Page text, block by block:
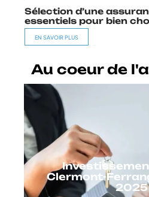
Sélection d’une
essentiels pour bien
EN SAVOIR PLUS
Au coeur de
Clermont-
2025